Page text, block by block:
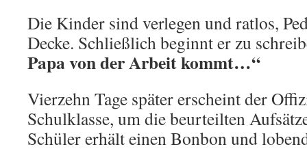
Die Kinder sind verlegen und ratlos,
Decke. Schließlich beginnt er zu
Papa von der Arbeit kommt…“
Vierzehn Tage später erscheint der
Schulklasse, um die beurteilten
Schüler erhält einen Bonbon und